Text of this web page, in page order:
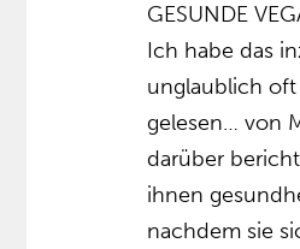
GESUNDE
Ich habe das
unglaublich
gelesen… von
darüber
ihnen
nachdem sie